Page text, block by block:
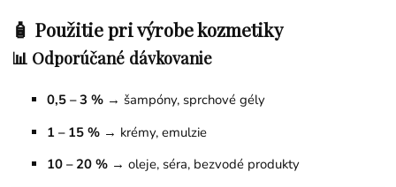
🧴 Použitie pri výrobe kozmetiky
📊 Odporúčané dávkovanie
0,5 – 3 % → šampóny, sprchové gély
1 – 15 % → krémy, emulzie
10 – 20 % → oleje, séra, bezvodé produkty